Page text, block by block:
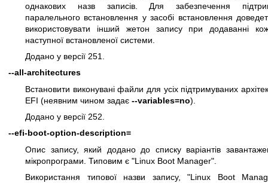
однакових назв записів. Для забезпечення
паралельного встановлення у засобі встановлення
використовувати інший жетон запису при додаванні
наступної встановленої системи.
Додано у версії 251.
--all-architectures
Встановити виконувані файли для усіх підтримуваних
EFI (неявним чином задає --variables=no).
Додано у версії 252.
--efi-boot-option-description=
Опис запису, який додано до списку варіантів
мікропрограми. Типовим є "Linux Boot Manager".
Використання типової назви запису, "Linux Boot